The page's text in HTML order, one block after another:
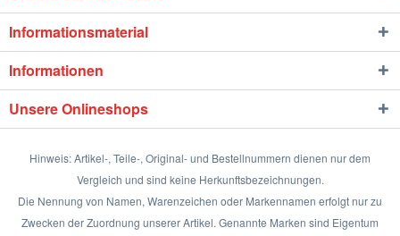
Informationsmaterial
Informationen
Unsere Onlineshops
Hinweis: Artikel-, Teile-, Original- und Bestellnummern dienen nur dem
Vergleich und sind keine Herkunftsbezeichnungen.
Die Nennung von Namen, Warenzeichen oder Markennamen erfolgt nur zu
Zwecken der Zuordnung unserer Artikel. Genannte Marken sind Eigentum